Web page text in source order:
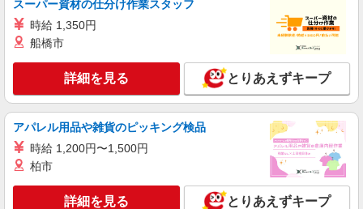
スーパー資材の仕分け作業スタッフ
時給 1,350円
船橋市
詳細を見る とりあえずキープ
アパレル用品や雑貨のピッキング検品
時給 1,200円〜1,500円
柏市
詳細を見る とりあえずキープ